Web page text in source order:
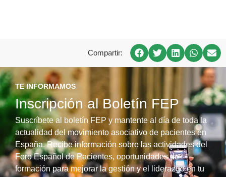
Compartir:
TE INFORMAMOS
Inscripción al Boletín FEP
Suscríbete al boletín FEP y mantente al día de toda la
actualidad del movimiento asociativo de pacientes en
España. Recibe información sobre las actividades del
Foro Español de Pacientes, oportunidades de
formación para mejorar la gestión y el liderazgo en tu